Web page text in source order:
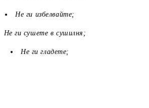
Не ги избелвайте;
Не ги сушете в сушилня;
Не ги гладете;